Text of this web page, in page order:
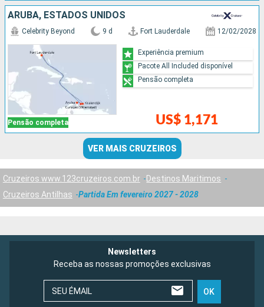
ARUBA, ESTADOS UNIDOS
Pensão completa
Celebrity Beyond 9 d Fort Lauderdale 12/02/2028
US$ 1,171
Experiência premium
Pacote All Included disponível
Pensão completa
VER MAIS CRUZEIROS
Cruzeiros www.123cruzeiros.com.br
Destinos Maritimos
Cruzeiros Antilhas
Partida Em fevereiro 2027 - 2028
Newsletters
Receba as nossas promoções exclusivas
SEU ÉMAIL OK